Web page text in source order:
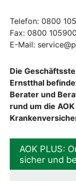
Telefon: 0800
Fax: 0800
E-Mail:
Die
Ernstthal
Berater und
rund um die
AOK PLUS:
sicher und